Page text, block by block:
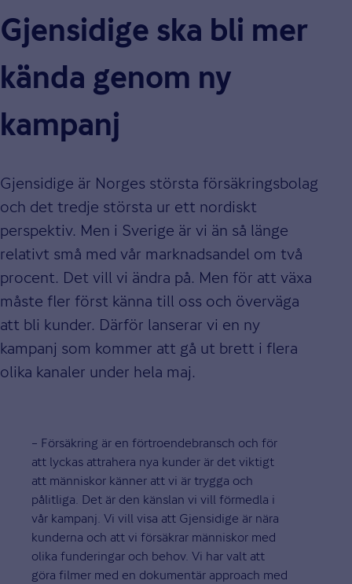
Gjensidige ska bli mer
kända genom ny
kampanj
Gjensidige är Norges största försäkringsbolag
och det tredje största ur ett nordiskt
perspektiv. Men i Sverige är vi än så länge
relativt små med vår marknadsandel om två
procent. Det vill vi ändra på. Men för att växa
måste fler först känna till oss och överväga
att bli kunder. Därför lanserar vi en ny
kampanj som kommer att gå ut brett i flera
olika kanaler under hela maj.
– Försäkring är en förtroendebransch och för
att lyckas attrahera nya kunder är det viktigt
att människor känner att vi är trygga och
pålitliga. Det är den känslan vi vill förmedla i
vår kampanj. Vi vill visa att Gjensidige är nära
kunderna och att vi försäkrar människor med
olika funderingar och behov. Vi har valt att
göra filmer med en dokumentär approach med